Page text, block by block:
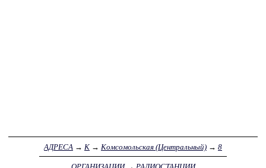
АДРЕСА → К → Комсомольская (Центральный) → 8